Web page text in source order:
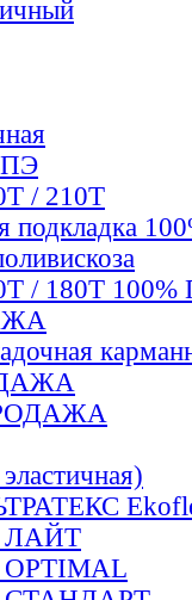
/ 210Т
подкладка
/ 180Т 100%
ЛАЙТ
OPTIMAL